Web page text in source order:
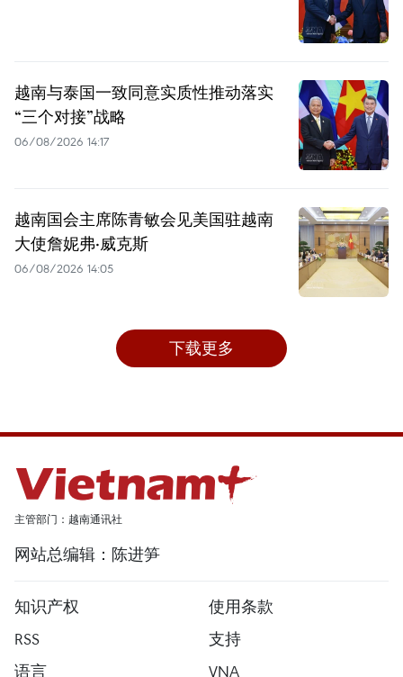
越南与泰国一致同意实质性推动落实
“三个对接”战略
06/08/2026 14:17
越南国会主席陈青敏会见美国驻越南
大使詹妮弗·威克斯
06/08/2026 14:05
下载更多
主管部门：越南通讯社
网站总编辑：陈进笋
知识产权
使用条款
RSS
支持
语言
VNA